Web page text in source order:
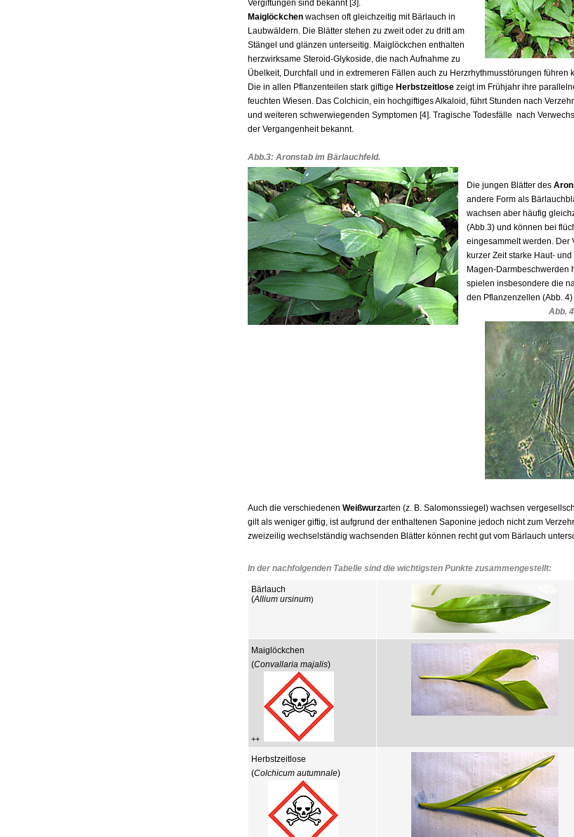
Vergiftungen sind bekannt [3].
Maiglöckchen wachsen oft gleichzeitig mit Bärlauch in
Laubwäldern. Die Blätter stehen zu zweit oder zu dritt am
Stängel und glänzen unterseitig. Maiglöckchen enthalten
herzwirksame Steroid-Glykoside, die nach Aufnahme zu
Übelkeit, Durchfall und in extremeren Fällen auch zu Herzrhythmusstörungen führen
Die in allen Pflanzenteilen stark giftige Herbstzeitlose zeigt im Frühjahr ihre
feuchten Wiesen. Das Colchicin, ein hochgiftiges Alkaloid, führt Stunden nach
und weiteren schwerwiegenden Symptomen [4]. Tragische Todesfälle nach
der Vergangenheit bekannt.
Abb.3: Aronstab im Bärlauchfeld.
Die jungen Blätter des
andere Form als
wachsen aber häufig
(Abb.3) und können bei
eingesammelt werden. Der
kurzer Zeit starke Haut-
Magen-Darmbeschwerden
spielen insbesondere die
den Pflanzenzellen (Abb.
Abb.
Auch die verschiedenen Weißwurzarten (z. B. Salomonssiegel) wachsen
gilt als weniger giftig, ist aufgrund der enthaltenen Saponine jedoch nicht zum
zweizeilig wechselständig wachsenden Blätter können recht gut vom Bärlauch
In der nachfolgenden Tabelle sind die wichtigsten Punkte zusammengestellt:
Bärlauch
(Allium ursinum)
Maiglöckchen
(Convallaria majalis)
++
Herbstzeitlose
(Colchicum autumnale)